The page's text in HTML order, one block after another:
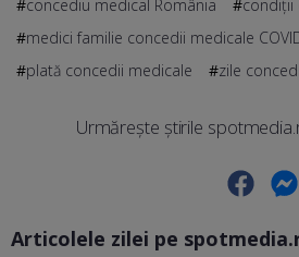
concediu medical România
condiții
medici familie concedii medicale
plată concedii medicale
zile
Urmărește știrile
Facebook
Articolele zilei pe